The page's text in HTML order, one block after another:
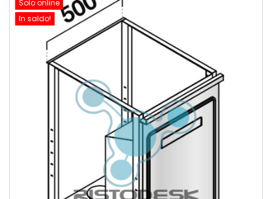
Solo online
In saldo!